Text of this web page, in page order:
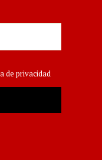
su
en
de privacidad